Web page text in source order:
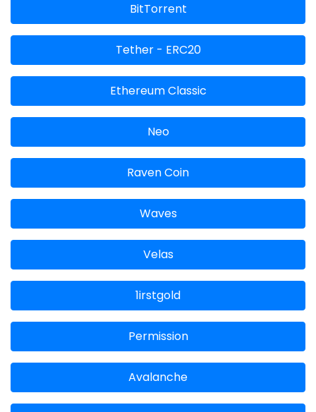
BitTorrent
Tether - ERC20
Ethereum Classic
Neo
Raven Coin
Waves
Velas
1irstgold
Permission
Avalanche